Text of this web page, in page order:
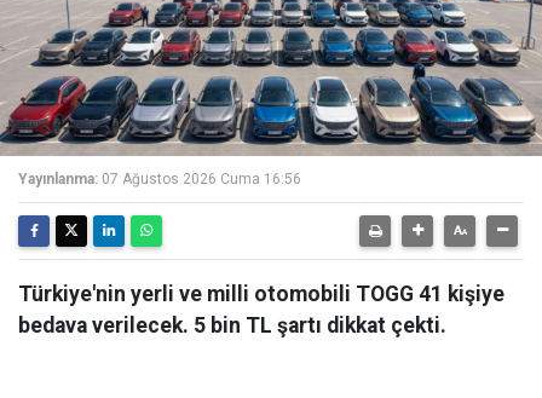
Yayınlanma: 07 Ağustos 2026 Cuma 16:56
Türkiye'nin yerli ve milli otomobili TOGG 41 kişiye
bedava verilecek. 5 bin TL şartı dikkat çekti.